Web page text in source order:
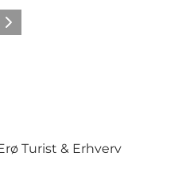
Weiter
Turist & Erhverv